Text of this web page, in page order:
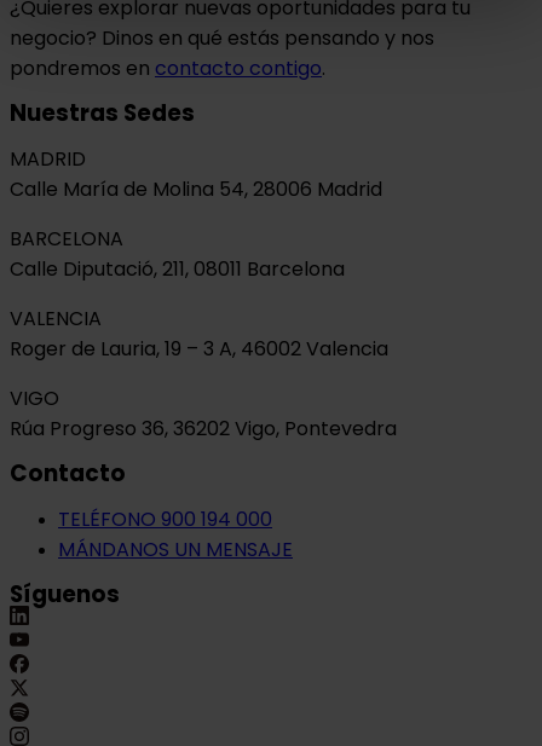
¿Quieres explorar nuevas oportunidades para tu
negocio? Dinos en qué estás pensando y nos
pondremos en contacto contigo.
Nuestras Sedes
MADRID
Calle María de Molina 54, 28006 Madrid
BARCELONA
Calle Diputació, 211, 08011 Barcelona
VALENCIA
Roger de Lauria, 19 – 3 A, 46002 Valencia
VIGO
Rúa Progreso 36, 36202 Vigo, Pontevedra
Contacto
TELÉFONO 900 194 000
MÁNDANOS UN MENSAJE
Síguenos